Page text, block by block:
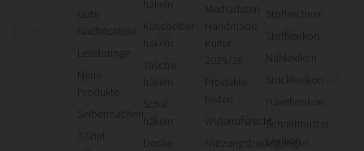
Gute
Nachrichten!
Leselounge
Neue
Produkte
Selbermachen
T-Shirt
häkeln
Kuscheltier
Tasche
häkeln
Mediadaten
Kultur
2025/26
Produkte
testen
Widerrufsrecht
Nutzungsbedingungen
Stoffrechner
Stofflexikon
Nählexikon
Stricklexikon
Häkellexikon
Schnittmuster-
Lexikon